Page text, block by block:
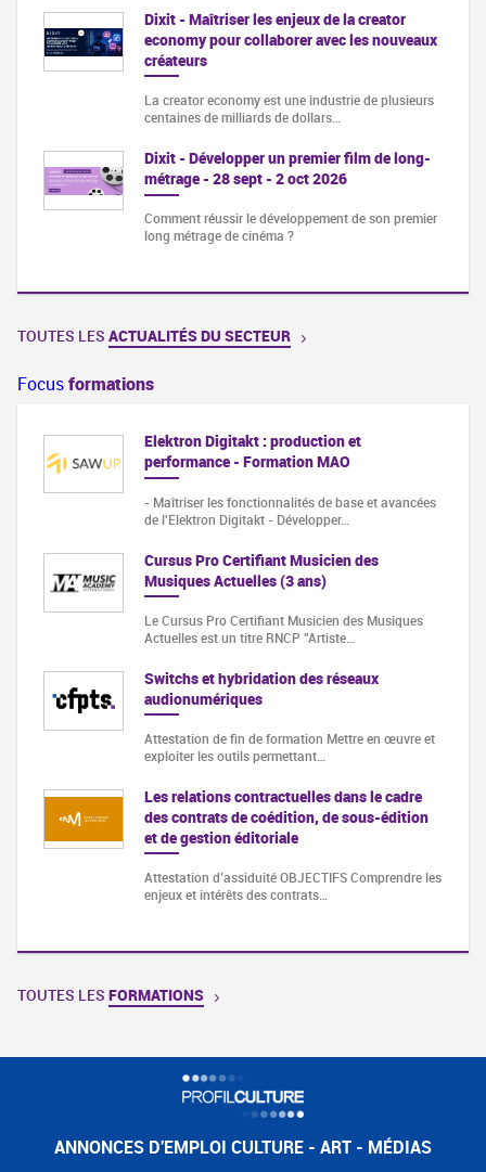
Dixit - Maîtriser les enjeux de la creator
economy pour collaborer avec les nouveaux
créateurs
La creator economy est une industrie de plusieurs
centaines de milliards de dollars…
Dixit - Développer un premier film de long-
métrage - 28 sept - 2 oct 2026
Comment réussir le développement de son premier
long métrage de cinéma ?
TOUTES LES ACTUALITÉS DU SECTEUR
Focusformations
Elektron Digitakt : production et
performance - Formation MAO
- Maîtriser les fonctionnalités de base et avancées
de l'Elektron Digitakt - Développer…
Cursus Pro Certifiant Musicien des
Musiques Actuelles (3 ans)
Le Cursus Pro Certifiant Musicien des Musiques
Actuelles est un titre RNCP "Artiste…
Switchs et hybridation des réseaux
audionumériques
Attestation de fin de formation Mettre en œuvre et
exploiter les outils permettant…
Les relations contractuelles dans le cadre
des contrats de coédition, de sous-édition
et de gestion éditoriale
Attestation d’assiduité OBJECTIFS Comprendre les
enjeux et intérêts des contrats…
TOUTES LES FORMATIONS
ANNONCES D'EMPLOI CULTURE - ART - MÉDIAS